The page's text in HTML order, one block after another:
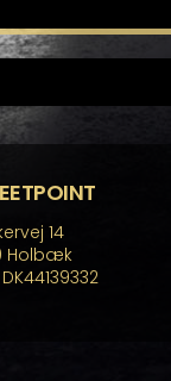
14
Holbæk
DK44139332